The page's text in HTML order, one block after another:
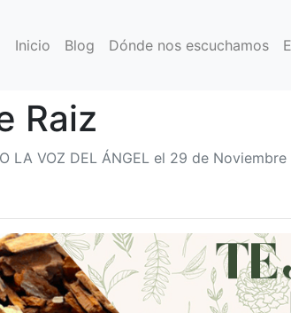
Inicio Blog Dónde nos escuchamos
Raiz
LA VOZ DEL ÁNGEL el 29 de